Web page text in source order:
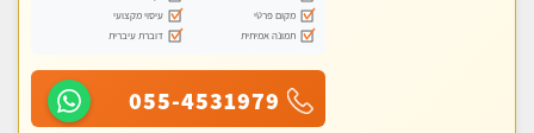
מקום פרטי
עיסוי מקצועי
תמונה אמיתית
דוברת עיברית
055-4531979